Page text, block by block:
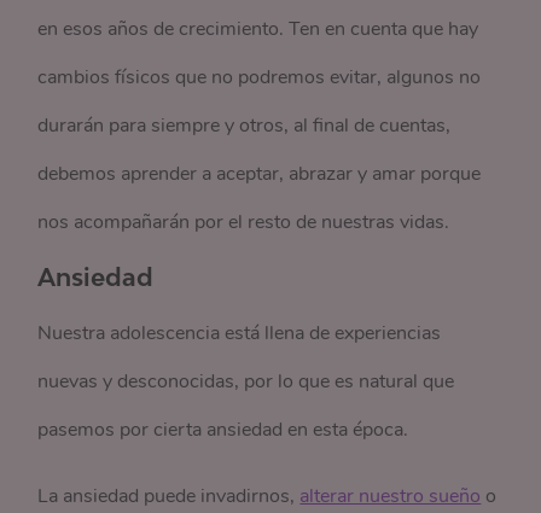
en esos años de crecimiento. Ten en cuenta que hay
cambios físicos que no podremos evitar, algunos no
durarán para siempre y otros, al final de cuentas,
debemos aprender a aceptar, abrazar y amar porque
nos acompañarán por el resto de nuestras vidas.
Ansiedad
Nuestra adolescencia está llena de experiencias
nuevas y desconocidas, por lo que es natural que
pasemos por cierta ansiedad en esta época.
La ansiedad puede invadirnos, alterar nuestro sueño o